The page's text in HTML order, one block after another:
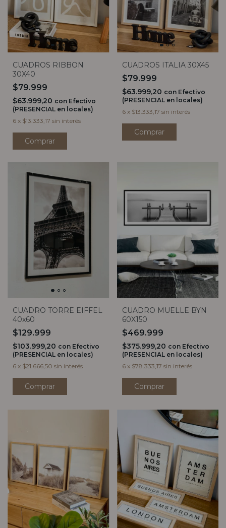
CUADROS RIBBON
30X40
$79.999
$63.999,20 con Efectivo
(PRESENCIAL en locales)
6 x $13.333,17 sin interés
Comprar
CUADROS ITALIA 30X45
$79.999
$63.999,20 con Efectivo
(PRESENCIAL en locales)
6 x $13.333,17 sin interés
Comprar
CUADRO TORRE EIFFEL
40x60
$129.999
$103.999,20 con Efectivo
(PRESENCIAL en locales)
6 x $21.666,50 sin interés
CUADRO MUELLE BYN
60X150
$469.999
$375.999,20 con Efectivo
(PRESENCIAL en locales)
6 x $78.333,17 sin interés